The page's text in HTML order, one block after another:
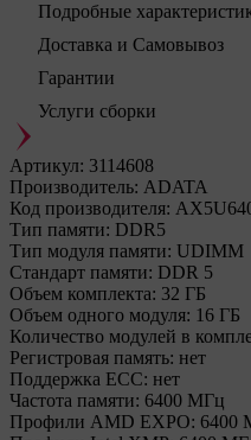
Подробные
Доставка и Самовывоз
Гарантии
Услуги сборки
Артикул: 3114608
Производитель: ADATA
Код производителя:
Тип памяти: DDR5
Тип модуля памяти: UDIMM
Стандарт памяти: DDR 5
Объем комплекта: 32 ГБ
Объем одного модуля: 16 ГБ
Количество модулей в
Регистровая память: нет
Поддержка ECC: нет
Частота памяти: 6400 МГц
Профили AMD EXPO: 6400